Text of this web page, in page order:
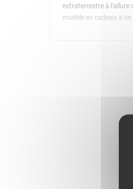
extraterrestre à l'allure
modèle en cadeau à